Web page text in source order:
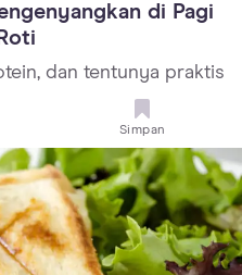
di Pagi
dan tentunya praktis
Simpan